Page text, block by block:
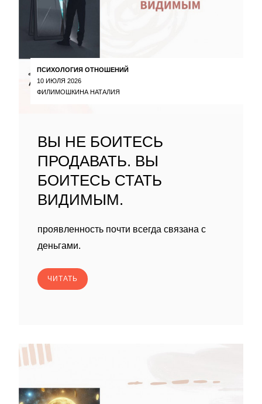
ПСИХОЛОГИЯ ОТНОШЕНИЙ
10 ИЮЛЯ 2026
ФИЛИМОШКИНА НАТАЛИЯ
ВЫ НЕ БОИТЕСЬ
ПРОДАВАТЬ. ВЫ
БОИТЕСЬ СТАТЬ
ВИДИМЫМ.
проявленность почти всегда связана с
деньгами.
ЧИТАТЬ